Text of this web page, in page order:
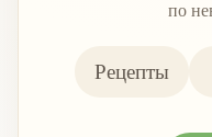
по
Рецепты